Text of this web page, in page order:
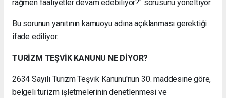
rağmen faaliyetler devam edebiliyor?" sorusunu yöneltiyor.
Bu sorunun yanıtının kamuoyu adına açıklanması gerektiği
ifade ediliyor.
TURİZM TEŞVİK KANUNU NE DİYOR?
2634 Sayılı Turizm Teşvik Kanunu'nun 30. maddesine göre,
belgeli turizm işletmelerinin denetlenmesi ve